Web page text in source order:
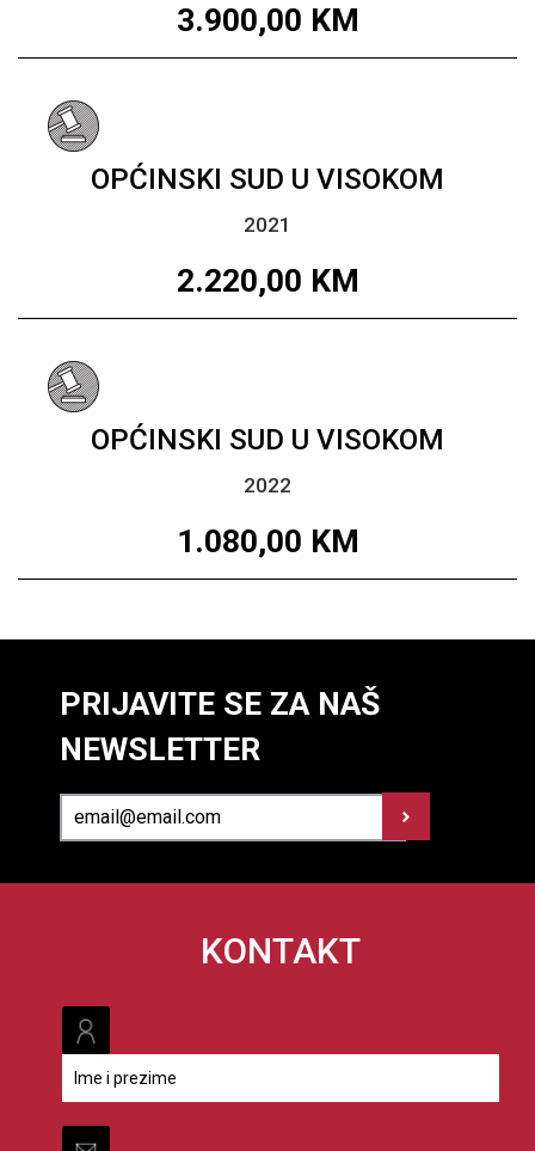
3.900,00 KM
OPĆINSKI SUD U VISOKOM
2021
2.220,00 KM
OPĆINSKI SUD U VISOKOM
2022
1.080,00 KM
PRIJAVITE SE ZA NAŠ
NEWSLETTER
KONTAKT